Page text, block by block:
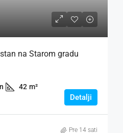
na Starom gradu
42 m²
Detalji
Pre 14 sati